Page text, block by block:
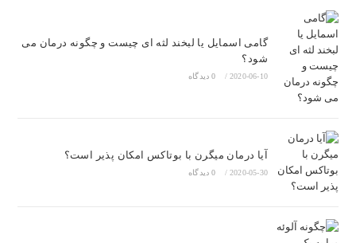
گامی اسمایل یا لبخند لثه ای چیست و چگونه درمان می
شود؟
2020-06-10
/ 0 دیدگاه
آیا درمان میگرن با بوتاکس امکان پذیر است؟
2020-05-30
/ 0 دیدگاه